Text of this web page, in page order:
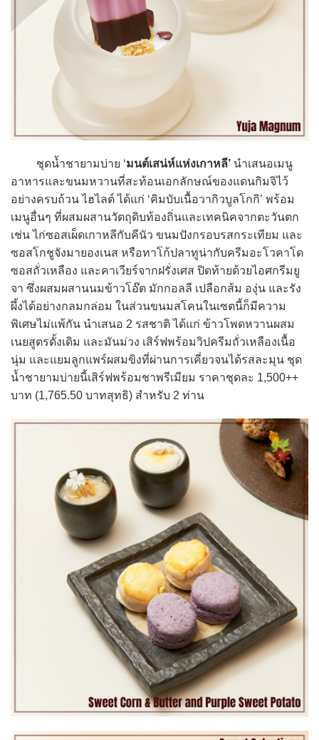
ชุดน้ำชายามบ่าย ‘มนต์เสน่ห์แห่งเกาหลี’ นำเสนอเมนู
อาหารและขนมหวานที่สะท้อนเอกลักษณ์ของแดนกิมจิไว้
อย่างครบถ้วน ไฮไลต์ ได้แก่ ‘คิมบับเนื้อวากิวบูลโกกิ’ พร้อม
เมนูอื่นๆ ที่ผสมผสานวัตถุดิบท้องถิ่นและเทคนิคจากตะวันตก
เช่น ไก่ซอสเผ็ดเกาหลีกับคีนัว ขนมปังกรอบรสกระเทียม และ
ซอสโกชูจังมายองเนส หรือทาโก้ปลาทูน่ากับครีมอะโวคาโด
ซอสถั่วเหลือง และคาเวียร์จากฝรั่งเศส ปิดท้ายด้วยไอศกรีมยู
จา ซึ่งผสมผสานนมข้าวโอ๊ต มักกอลลี เปลือกส้ม องุ่น และรัง
ผึ้งได้อย่างกลมกล่อม ในส่วนขนมสโคนในเซตนี้ก็มีความ
พิเศษไม่แพ้กัน นำเสนอ 2 รสชาติ ได้แก่ ข้าวโพดหวานผสม
เนยสูตรดั้งเดิม และมันม่วง เสิร์ฟพร้อมวิปครีมถั่วเหลืองเนื้อ
นุ่ม และแยมลูกแพร์ผสมขิงที่ผ่านการเคี่ยวจนได้รสละมุน ชุด
น้ำชายามบ่ายนี้เสิร์ฟพร้อมชาพรีเมียม ราคาชุดละ 1,500++
บาท (1,765.50 บาทสุทธิ) สำหรับ 2 ท่าน